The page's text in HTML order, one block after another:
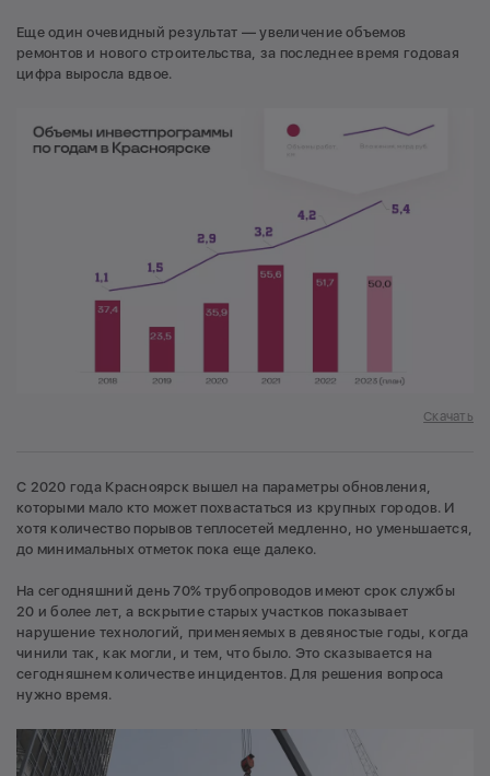
Еще один очевидный результат — увеличение объемов
ремонтов и нового строительства, за последнее время годовая
цифра выросла вдвое.
Скачать
С 2020 года Красноярск вышел на параметры обновления,
которыми мало кто может похвастаться из крупных городов. И
хотя количество порывов теплосетей медленно, но уменьшается,
до минимальных отметок пока еще далеко.
На сегодняшний день 70% трубопроводов имеют срок службы
20 и более лет, а вскрытие старых участков показывает
нарушение технологий, применяемых в девяностые годы, когда
чинили так, как могли, и тем, что было. Это сказывается на
сегодняшнем количестве инцидентов. Для решения вопроса
нужно время.